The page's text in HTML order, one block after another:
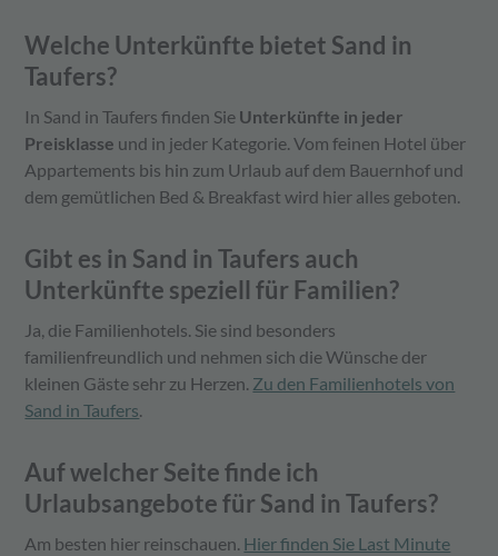
Welche Unterkünfte bietet Sand in
Taufers?
In Sand in Taufers finden Sie Unterkünfte in jeder
Preisklasse und in jeder Kategorie. Vom feinen Hotel über
Appartements bis hin zum Urlaub auf dem Bauernhof und
dem gemütlichen Bed & Breakfast wird hier alles geboten.
Gibt es in Sand in Taufers auch
Unterkünfte speziell für Familien?
Ja, die Familienhotels. Sie sind besonders
familienfreundlich und nehmen sich die Wünsche der
kleinen Gäste sehr zu Herzen. Zu den Familienhotels von
Sand in Taufers.
Auf welcher Seite finde ich
Urlaubsangebote für Sand in Taufers?
Am besten hier reinschauen. Hier finden Sie Last Minute